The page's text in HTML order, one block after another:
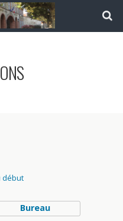
début
Bureau